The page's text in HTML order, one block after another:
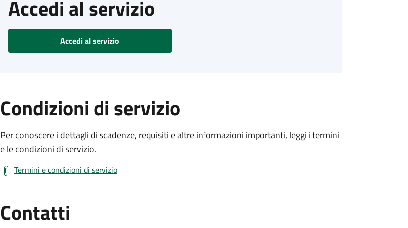
Accedi al servizio
Accedi al servizio
Condizioni di servizio
Per conoscere i dettagli di scadenze, requisiti e altre informazioni importanti, leggi i termini
e le condizioni di servizio.
Termini e condizioni di servizio
Contatti